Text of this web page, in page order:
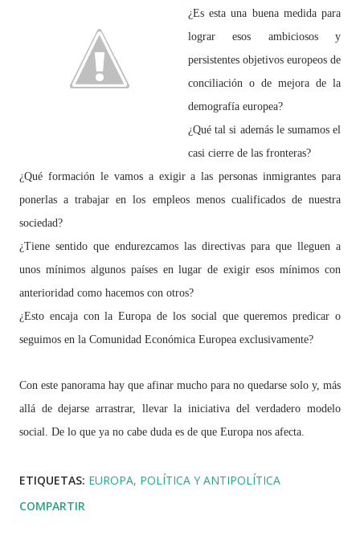
¿Es esta una buena medida para
lograr esos ambiciosos y
persistentes objetivos europeos de
conciliación o de mejora de la
demografía europea?
¿Qué tal si además le sumamos el
casi cierre de las fronteras?
¿Qué formación le vamos a exigir a las personas inmigrantes para
ponerlas a trabajar en los empleos menos cualificados de nuestra
sociedad?
¿Tiene sentido que endurezcamos las directivas para que lleguen a
unos mínimos algunos países en lugar de exigir esos mínimos con
anterioridad como hacemos con otros?
¿Esto encaja con la Europa de los social que queremos predicar o
seguimos en la Comunidad Económica Europea exclusivamente?
Con este panorama hay que afinar mucho para no quedarse solo y, más
allá de dejarse arrastrar, llevar la iniciativa del verdadero modelo
social. De lo que ya no cabe duda es de que Europa nos afecta.
ETIQUETAS: EUROPA POLÍTICA Y ANTIPOLÍTICA
COMPARTIR